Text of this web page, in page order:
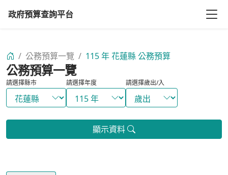
政府預算查詢平台
/ 公務預算一覽 / 115 年 花蓮縣 公務預算
公務預算一覽
請選擇縣市 請選擇年度 請選擇歲出/入
顯示資料